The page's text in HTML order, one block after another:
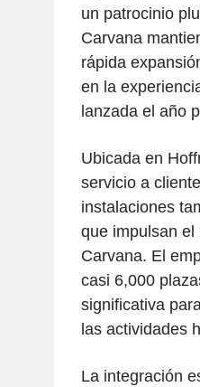
un patrocinio
Carvana
rápida
en la
lanzada el año
Ubicada en
servicio a
instalaciones
que impulsan
Carvana. El
casi 6,000
significativa
las actividades
La integración